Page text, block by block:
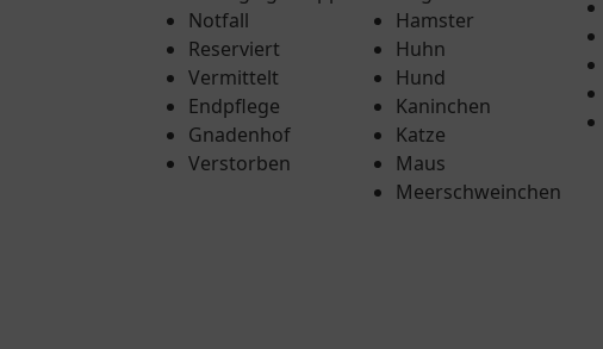
Notfall
Reserviert
Vermittelt
Endpflege
Gnadenhof
Verstorben
Hamster
Huhn
Hund
Kaninchen
Katze
Maus
Meerschweinchen